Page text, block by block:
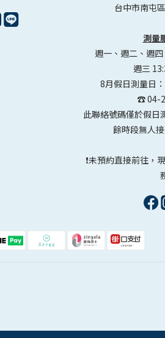
台中市南屯
測量
週一、週二、週
週三
8月假日測量日：
☎️ 04-
此聯絡號碼僅於假日
餘時段無人
❗未預約直接前往，